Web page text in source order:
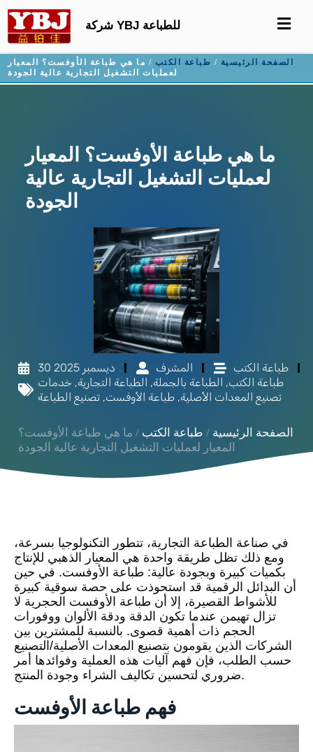
شركة YBJ للطباعة
الصفحة الرئيسية / طباعة الكتب / ما هي طباعة الأوفست؟ المعيار
لعمليات التشغيل التجارية عالية الجودة
ما هي طباعة الأوفست؟ المعيار
لعمليات التشغيل التجارية عالية
الجودة
30 ديسمبر 2025 المشرف
طباعة الكتب
طباعة الكتب, الطباعة بالجملة, الطباعة التجارية, خدمات
تصنيع المعدات الأصلية,طباعة الأوفست,تصنيع الطباعة
الصفحة الرئيسية / طباعة الكتب / ما هي طباعة الأوفست؟
المعيار لعمليات التشغيل التجارية عالية الجودة
في صناعة الطباعة التجارية، تتطور التكنولوجيا بسرعة،
ومع ذلك تظل طريقة واحدة هي المعيار الذهبي للإنتاج
بكميات كبيرة وبجودة عالية: طباعة الأوفست. في حين
أن البدائل الرقمية قد استحوذت على حصة سوقية كبيرة
للأشواط القصيرة، إلا أن طباعة الأوفست الحجرية لا
تزال تهيمن عندما تكون الدقة ودقة الألوان ووفورات
الحجم ذات أهمية قصوى. بالنسبة للمشترين بين
الشركات الذين يقومون بتصنيع المعدات الأصلية/التصنيع
حسب الطلب، فإن فهم آليات هذه العملية وفوائدها أمر
ضروري لتحسين تكاليف الشراء وجودة المنتج.
فهم طباعة الأوفست